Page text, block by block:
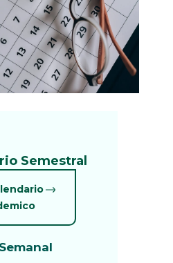
Semestral